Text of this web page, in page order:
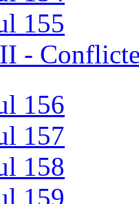
155
-
156
157
158
159